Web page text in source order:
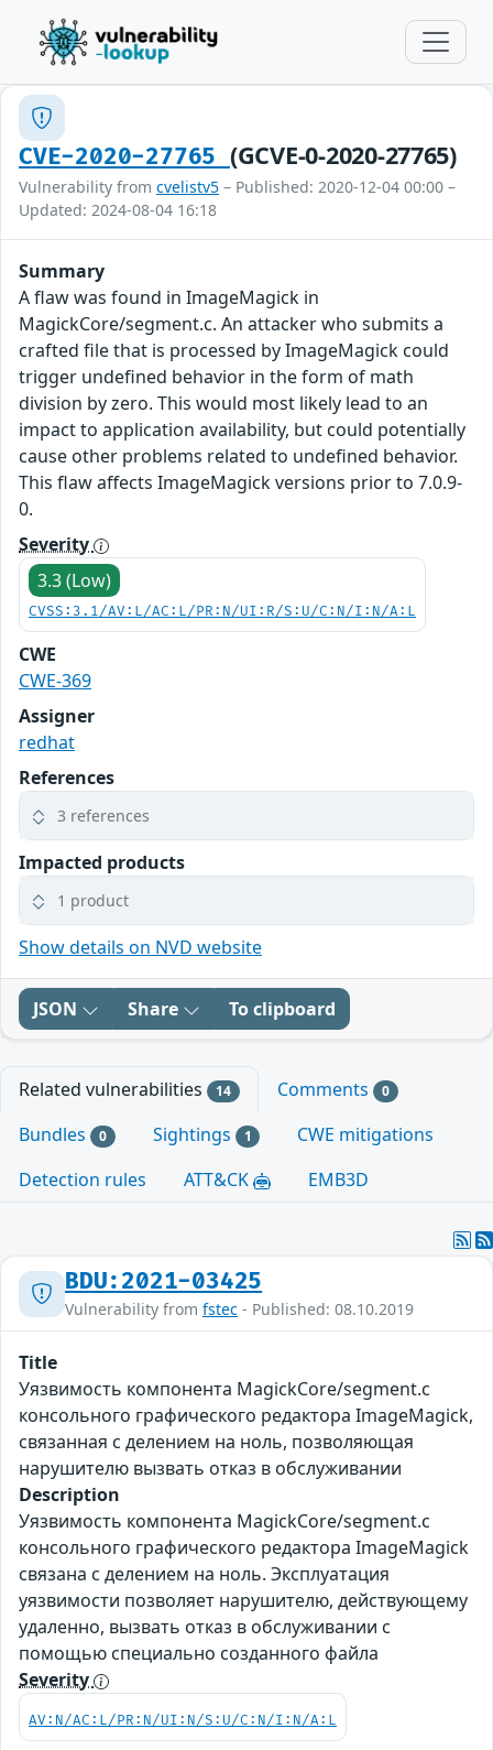
CVE-2020-27765 (GCVE-0-2020-27765)
Vulnerability from cvelistv5 – Published: 2020-12-04 00:00 –
Updated: 2024-08-04 16:18
Summary
A flaw was found in ImageMagick in
MagickCore/segment.c. An attacker who submits a
crafted file that is processed by ImageMagick could
trigger undefined behavior in the form of math
division by zero. This would most likely lead to an
impact to application availability, but could potentially
cause other problems related to undefined behavior.
This flaw affects ImageMagick versions prior to 7.0.9-
0.
Severity
3.3 (Low)
CVSS:3.1/AV:L/AC:L/PR:N/UI:R/S:U/C:N/I:N/A:L
CWE
CWE-369
Assigner
redhat
References
3 references
Impacted products
1 product
Show details on NVD website
JSON Share To clipboard
Related vulnerabilities 14 Comments 0
Bundles 0 Sightings 1
CWE mitigations
Detection rules
ATT&CK EMB3D
BDU:2021-03425
Vulnerability from fstec - Published: 08.10.2019
Title
Уязвимость компонента MagickCore/segment.c
консольного графического редактора ImageMagick,
связанная с делением на ноль, позволяющая
нарушителю вызвать отказ в обслуживании
Description
Уязвимость компонента MagickCore/segment.c
консольного графического редактора ImageMagick
связана с делением на ноль. Эксплуатация
уязвимости позволяет нарушителю, действующему
удаленно, вызвать отказ в обслуживании с
помощью специально созданного файла
Severity
AV:N/AC:L/PR:N/UI:N/S:U/C:N/I:N/A:L